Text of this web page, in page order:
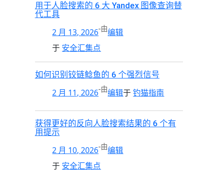
用于人脸搜索的 6 大 Yandex 图像查询替
代工具
2 月 13, 2026-由编辑
于 安全汇集点
如何识别铰链鲶鱼的 6 个强烈信号
2 月 11, 2026-由编辑于钓猫指南
获得更好的反向人脸搜索结果的 6 个有
用提示
2 月 10, 2026-由编辑
于 安全汇集点